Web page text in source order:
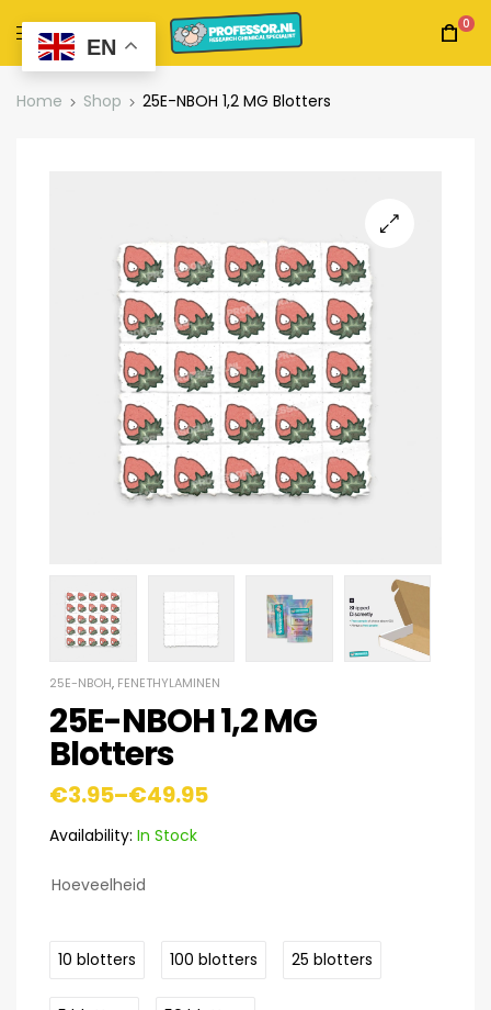
0
Home Shop 25E-NBOH 1,2 MG Blotters
25E-NBOH, FENETHYLAMINEN
25E-NBOH 1,2 MG
Blotters
€3.95–€49.95
Availability: In Stock
Hoeveelheid
10 blotters 100 blotters 25 blotters
EN